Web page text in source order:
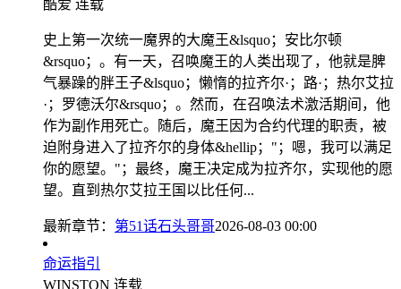
酷爱 连载
史上第一次统一魔界的大魔王&lsquo；安比尔顿
&rsquo；。有一天，召唤魔王的人类出现了，他就是脾
气暴躁的胖王子&lsquo；懒惰的拉齐尔·；路·；热尔艾拉
·；罗德沃尔&rsquo；。然而，在召唤法术激活期间，他
作为副作用死亡。随后，魔王因为合约代理的职责，被
迫附身进入了拉齐尔的身体&hellip；"；嗯，我可以满足
你的愿望。"；最终，魔王决定成为拉齐尔，实现他的愿
望。直到热尔艾拉王国以比任何...
最新章节： 第51话石头哥哥2026-08-03 00:00
命运指引
WINSTON 连载